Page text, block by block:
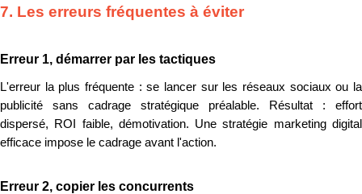
7. Les erreurs fréquentes à éviter
Erreur 1, démarrer par les tactiques
L'erreur la plus fréquente : se lancer sur les réseaux sociaux ou la
publicité sans cadrage stratégique préalable. Résultat : effort
dispersé, ROI faible, démotivation. Une stratégie marketing digital
efficace impose le cadrage avant l'action.
Erreur 2, copier les concurrents